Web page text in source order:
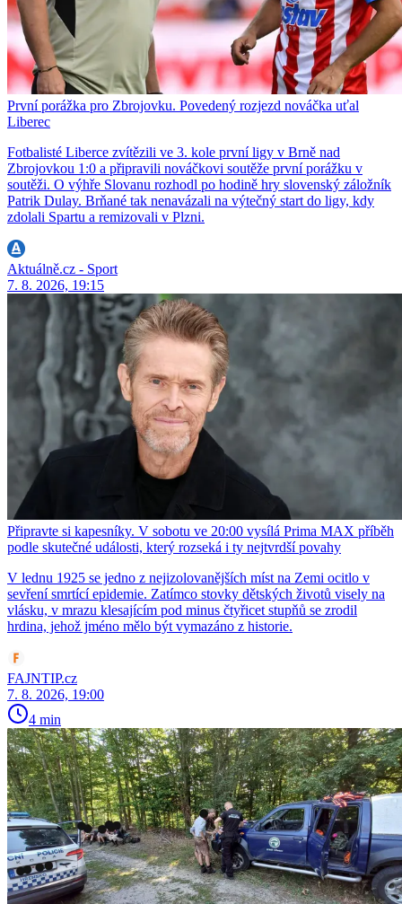
První porážka pro Zbrojovku. Povedený rozjezd nováčka uťal
Liberec
Fotbalisté Liberce zvítězili ve 3. kole první ligy v Brně nad
Zbrojovkou 1:0 a připravili nováčkovi soutěže první porážku v
soutěži. O výhře Slovanu rozhodl po hodině hry slovenský záložník
Patrik Dulay. Brňané tak nenavázali na výtečný start do ligy, kdy
zdolali Spartu a remizovali v Plzni.
Aktuálně.cz - Sport
7. 8. 2026, 19:15
Připravte si kapesníky. V sobotu ve 20:00 vysílá Prima MAX příběh
podle skutečné události, který rozseká i ty nejtvrdší povahy
V lednu 1925 se jedno z nejizolovanějších míst na Zemi ocitlo v
sevření smrtící epidemie. Zatímco stovky dětských životů visely na
vlásku, v mrazu klesajícím pod minus čtyřicet stupňů se zrodil
hrdina, jehož jméno mělo být vymazáno z historie.
FAJNTIP.cz
7. 8. 2026, 19:00
4 min